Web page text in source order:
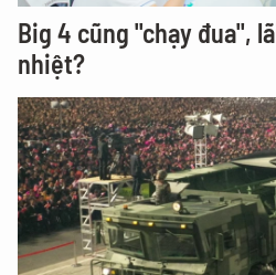
Big 4 cũng "chạy đua",
nhiệt?